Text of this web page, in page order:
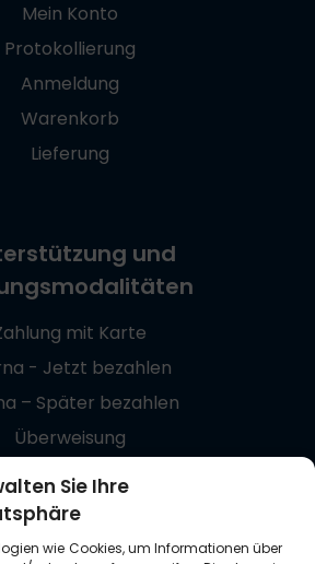
Sie Ihre
wie Cookies, um Informationen über
Mein Konto
Protokollierung
Anmeldung
Warenkorb
Lieferung
und
mit Karte
- Jetzt bezahlen
– Später bezahlen
Überweisung
Giropay
+48 537 869 373